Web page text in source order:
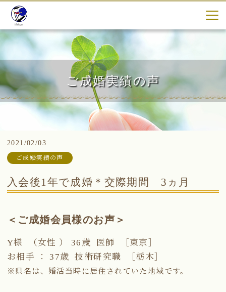
ご成婚実績の声
2021/02/03
ご成婚実績の声
入会後1年で成婚＊交際期間 3ヵ月
＜ご成婚会員様のお声＞
Y様 （女性 ） 36歳 医師 ［東京］
お相手 ： 37歳 技術研究職 ［栃木］
※県名は、婚活当時に居住されていた地域です。